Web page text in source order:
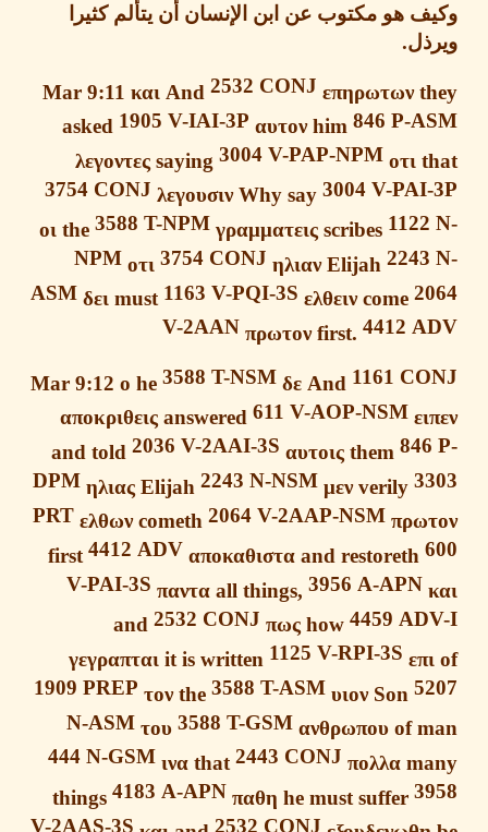
هو مكتوب عن ابن الإنسان أن يتألم كثيرا
Mar 9:11 και And2532 CONJ επηρωτων
asked1905V-IAI-3P αυτον him846P-
λεγοντες saying3004V-PAP-NPM οτι
3754 CONJ λεγουσιν Why say3004V-
οι the3588T-NPM γραμματεις scribes
NPM οτι 3754 CONJ ηλιαν Elijah
ASM δει must1163V-PQI-3S ελθειν come
V-2AAN πρωτον first.4412
Mar 9:12 ο he3588T-NSM δε And1161
αποκριθεις answered611V-AOP-NSM
and told2036V-2AAI-3S αυτοις them
DPM ηλιας Elijah2243N-NSM μεν verily
PRT ελθων cometh2064V-2AAP-NSM
first4412ADV αποκαθιστα and restoreth
V-PAI-3S παντα all things,3956A-APN
and2532 CONJ πως how4459
γεγραπται it is written1125V-RPI-3S
1909 PREP τον the3588T-ASM υιον Son
N-ASM του 3588T-GSM ανθρωπου of
444N-GSM ινα that2443 CONJ πολλα
things4183A-APN παθη he must suffer
V-2AAS-3S
2532 CONJ